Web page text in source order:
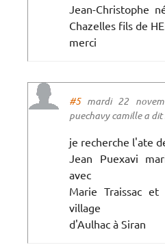
Jean-Christophe
Chazelles fils de
merci
#5mardi 22
puechavy camille a dit
je recherche l'ate
Jean Puexavi
avec
Marie Traissac
village
d'Aulhac à Siran